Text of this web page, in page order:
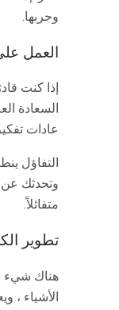
وجربها.
العمل
إذا كنت
السعادة
عادات
التفاؤل
وتحدثك عن
متفائلاً.
تطوير
هناك شيء
الأشياء ،